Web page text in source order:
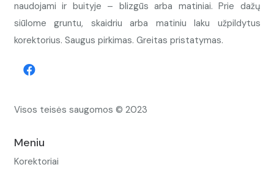
naudojami ir buityje – blizgūs arba matiniai. Prie dažų
siūlome gruntu, skaidriu arba matiniu laku užpildytus
korektorius. Saugus pirkimas. Greitas pristatymas.
Visos teisės saugomos © 2023
Meniu
Korektoriai